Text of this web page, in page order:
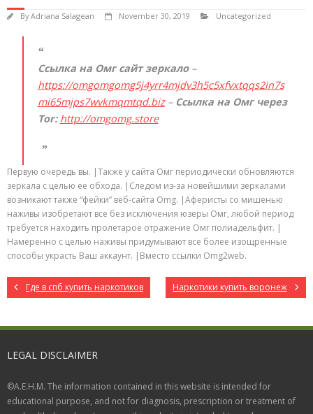
ByAdriana Salagean November 30, 2019 Uncategorized
Ссылка на Омг сайт зеркало–
https://omgomgomg5j4yrr4mjdv3h5c5xfvxtqqs2in7s
mi65mjps7wvkmqmtqd.biz– Ссылка на Омг через
Tor: http://omgomg.store
Первую очередь вы. |Также у сайта Омг периодически обновляются
зеркала с целью ее обхода. |Следом из-за новейшими зеркалами
возникают также “фейки” веб-сайта Omg. |Аферисты со мишенью
наживы изобретают все без исключения юзеры Омг, любой период
требуется находить пролетарое отражение Омг полиадельфит. |
Намеренно с целью наживы придумывают все более изощренные
способы украсть Ваш аккаунт. |Вместо ссылки Omg2web.
Где в спб купить наркотиков Наркотики купить воронеж
LEGAL DISCLAIMER
©A.E.H.M. The information contained in this website is intended for
educational purpose, and not for diagnosis, prescription or treatment of